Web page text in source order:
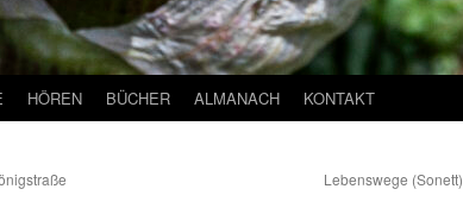
HÖREN BÜCHER ALMANACH KONTAKT
Lebenswege (Sonett)